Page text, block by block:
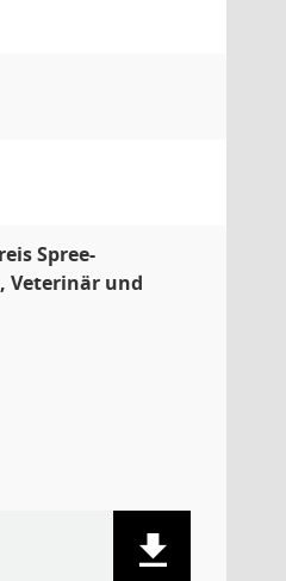
Spree-
Veterinär und